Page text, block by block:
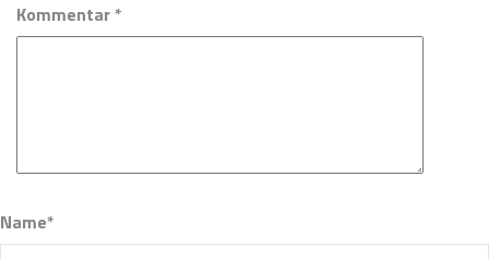
Kommentar *
Name*